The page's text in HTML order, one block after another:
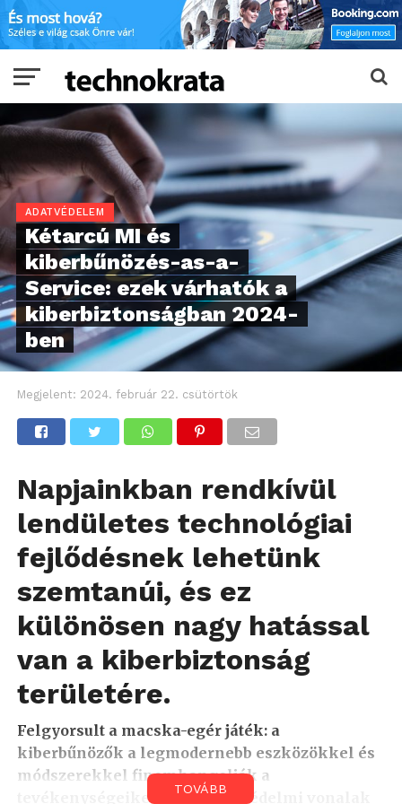
ADATVÉDELEM
Kétarcú MI és
kiberbűnözés-as-a-
Service: ezek várhatók a
kiberbiztonságban 2024-
ben
Megjelent: 2024. február 22. csütörtök
Napjainkban rendkívül
lendületes technológiai
fejlődésnek lehetünk
szemtanúi, és ez
különösen nagy hatással
van a kiberbiztonság
területére.
Felgyorsult a macska-egér játék: a
kiberbűnözők a legmodernebb eszközökkel és
módszerekkel finomhangolják a
tevékenységeiket a legújabb védelmi vonalak
TOVÁBB